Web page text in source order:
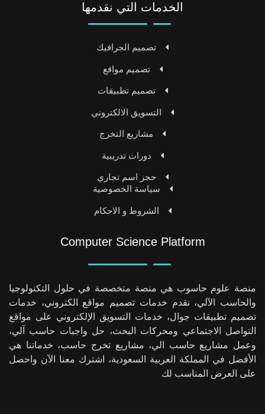
Computer Science Platform
منصة علوم حاسوب هي منصة متخصصة في حلول التكنولوجيا
والحاسب الآلي، نقدم خدمات تصميم مواقع الكتروني، خدمات
تصميم تطبيقات جوال، خدمات التسويق الإلكتروني على مواقع
التواصل الاجتماعي ومحركات البحث، حل واجبات حاسب آلي،
وعمل مشاريع حاسب الي، مشاريع تخرج حاسب، خدماتنا هي
الأفضل في المملكة العربية السعودية، اشترك معنا الآن واحصل
على العرض المناسب لك
الخدمات التي نقدمها
تصميم الجرافيك
تصميم مواقع
تصميم تطبيقات
التسويق الالكتروني
مشاريع التخرج
دورات تدريبية
حجز اسم تجاري
سياسة الخصوصية
الشروط و الاحكام